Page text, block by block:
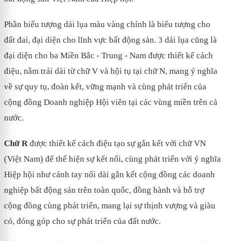
Phần biểu tượng dải lụa màu vàng chính là biểu tượng cho
đất đai, đại diện cho lĩnh vực bất động sản. 3 dải lụa cũng là
đại diện cho ba Miền Bắc - Trung - Nam được thiết kế cách
điệu, nằm trải dài từ chữ V và hội tụ tại chữ N, mang ý nghĩa
về sự quy tụ, đoàn kết, vững mạnh và cùng phát triển của
cộng đồng Doanh nghiệp Hội viên tại các vùng miền trên cả
nước.
Chữ R được thiết kế cách điệu tạo sự gắn kết với chữ VN
(Việt Nam) để thể hiện sự kết nối, cùng phát triển với ý nghĩa
Hiệp hội như cánh tay nối dài gắn kết cộng đồng các doanh
nghiệp bất động sản trên toàn quốc, đồng hành và hỗ trợ
cộng đồng cùng phát triển, mang lại sự thịnh vượng và giàu
có, đóng góp cho sự phát triển của đất nước.